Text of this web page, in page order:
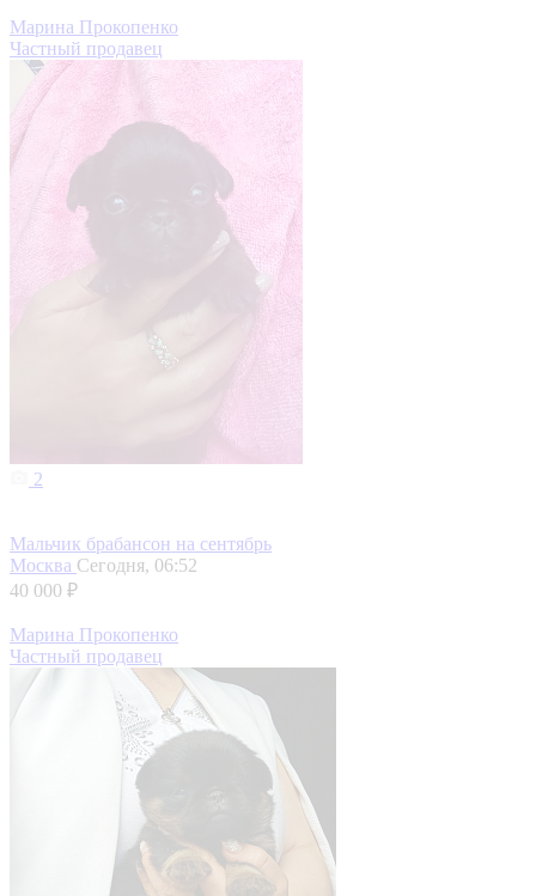
Марина Прокопенко
Частный продавец
2
Мальчик брабансон на сентябрь
Москва Сегодня, 06:52
40 000 ₽
Марина Прокопенко
Частный продавец